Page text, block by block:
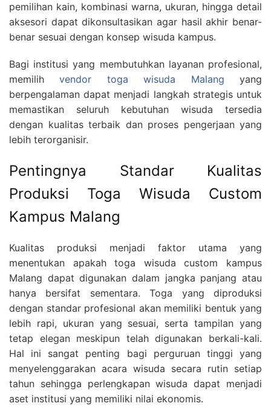
pemilihan kain, kombinasi warna, ukuran, hingga detail
aksesori dapat dikonsultasikan agar hasil akhir benar-
benar sesuai dengan konsep wisuda kampus.
Bagi institusi yang membutuhkan layanan profesional,
memilihvendor toga wisuda Malang yang
berpengalaman dapat menjadi langkah strategis untuk
memastikan seluruh kebutuhan wisuda tersedia
dengan kualitas terbaik dan proses pengerjaan yang
lebih terorganisir.
Pentingnya Standar Kualitas
Produksi Toga Wisuda Custom
Kampus Malang
Kualitas produksi menjadi faktor utama yang
menentukan apakah toga wisuda custom kampus
Malang dapat digunakan dalam jangka panjang atau
hanya bersifat sementara. Toga yang diproduksi
dengan standar profesional akan memiliki bentuk yang
lebih rapi, ukuran yang sesuai, serta tampilan yang
tetap elegan meskipun telah digunakan berkali-kali.
Hal ini sangat penting bagi perguruan tinggi yang
menyelenggarakan acara wisuda secara rutin setiap
tahun sehingga perlengkapan wisuda dapat menjadi
aset institusi yang memiliki nilai ekonomis.